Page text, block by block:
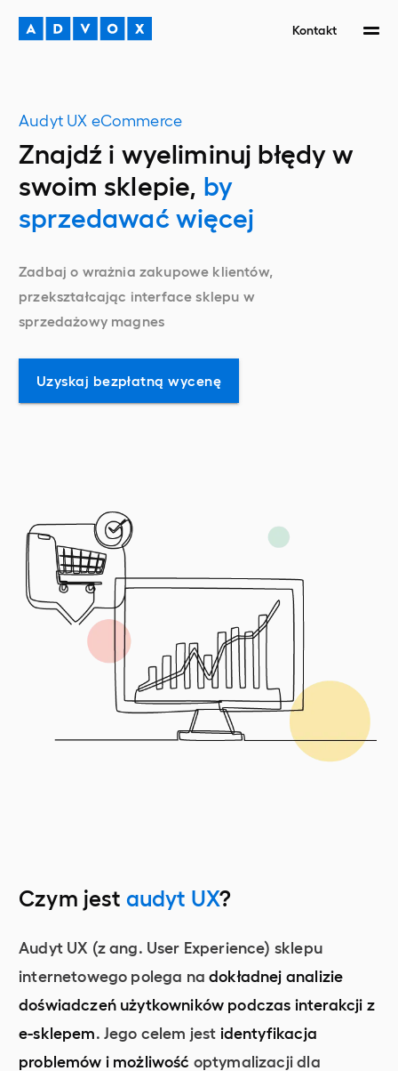
Kontakt
Audyt UX eCommerce
Znajdź i wyeliminuj błędy w
swoim sklepie, by
sprzedawać więcej
Zadbaj o wrażnia zakupowe klientów,
przekształcając interface sklepu w
sprzedażowy magnes
Uzyskaj bezpłatną wycenę
Czym jest audyt UX?
Audyt UX (z ang. User Experience) sklepu
internetowego polega nadokładnej analizie
doświadczeń użytkowników podczas interakcji z
e-sklepem. Jego celem jest identyfikacja
problemów i możliwość optymalizacji dla